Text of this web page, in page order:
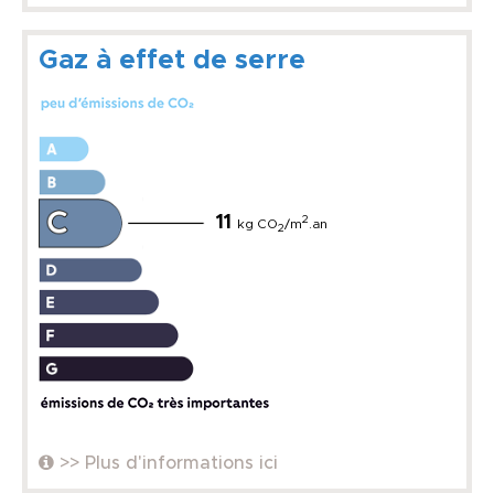
Gaz à effet de serre
11 kg CO2/m2 .an
>> Plus d'informations ici